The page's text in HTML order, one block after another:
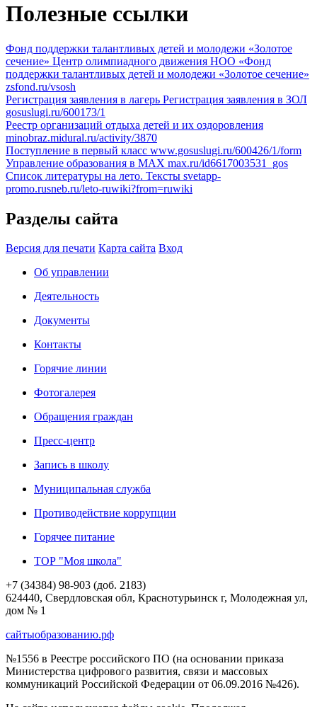
Полезные ссылки
Фонд поддержки талантливых детей и молодежи «Золотое
сечение» Центр олимпиадного движения НОО «Фонд
поддержки талантливых детей и молодежи «Золотое сечение»
zsfond.ru/vsosh
Регистрация заявления в лагерь Регистрация заявления в ЗОЛ
gosuslugi.ru/600173/1
Реестр организаций отдыха детей и их оздоровления
minobraz.midural.ru/activity/3870
Поступление в первый класс www.gosuslugi.ru/600426/1/form
Управление образования в МАХ max.ru/id6617003531_gos
Список литературы на лето. Тексты svetapp-
promo.rusneb.ru/leto-ruwiki?from=ruwiki
Разделы сайта
Версия для печати Карта сайта Вход
Об управлении
Деятельность
Документы
Контакты
Горячие линии
Фотогалерея
Обращения граждан
Пресс-центр
Запись в школу
Муниципальная служба
Противодействие коррупции
Горячее питание
ТОР "Моя школа"
+7 (34384) 98-903 (доб. 2183)
624440, Свердловская обл, Краснотурьинск г, Молодежная ул,
дом № 1
сайтыобразованию.рф
№1556 в Реестре российского ПО (на основании приказа
Министерства цифрового развития, связи и массовых
коммуникаций Российской Федерации от 06.09.2016 №426).